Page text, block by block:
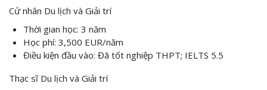
Cử nhân Du lịch và Giải trí
Thời gian học: 3 năm
Học phí: 3,500 EUR/năm
Điều kiện đầu vào: Đã tốt nghiệp THPT; IELTS 5.5
Thạc sĩ Du lịch và Giải trí